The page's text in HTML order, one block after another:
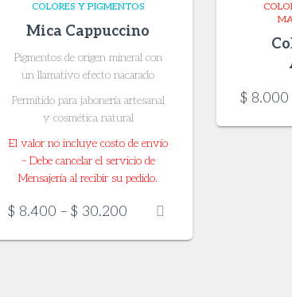
COLORES Y PIGMENTOS
Mica Cappuccino
Pigmentos de origen mineral con
un llamativo efecto nacarado
Permitido para jabonería artesanal
y cosmética natural
El valor no incluye costo de envío
– Debe cancelar el servicio de
Mensajería al recibir su pedido.
$ 8.400 – $ 30.200Price
$ 8.400
$ 8.000